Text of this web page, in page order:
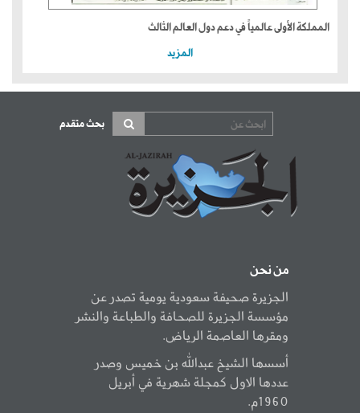
المملكة الأولى عالمياً في دعم دول العالم الثالث
المزيد
بحث متقدم
من نحن
الجزيرة صحيفة سعودية يومية تصدر عن
مؤسسة الجزيرة للصحافة والطباعة والنشر
ومقرها العاصمة الرياض.
أسسها الشيخ عبدالله بن خميس وصدر
عددها الاول كمجلة شهرية في أبريل
1960م.